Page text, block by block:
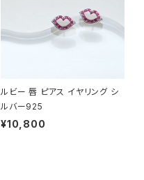
ルビー 唇 ピアス イヤリング シ
ルバー925
¥10,800